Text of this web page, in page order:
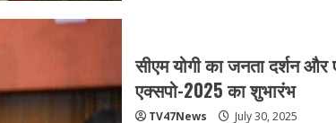
विरासत
का
स्वर्णिम
(1925-
सीएम योगी का जनता दर्शन और
एक्सपो-2025 का शुभारंभ
TV47News July 30, 2025